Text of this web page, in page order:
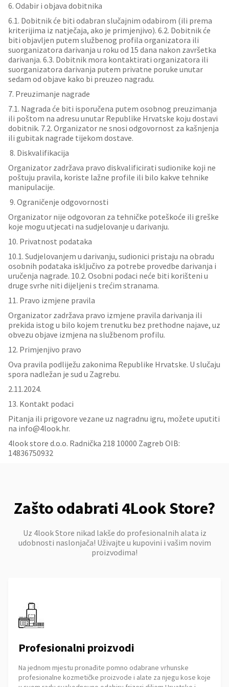
6. Odabir i objava dobitnika
6.1. Dobitnik će biti odabran slučajnim odabirom (ili prema
kriterijima iz natječaja, ako je primjenjivo). 6.2. Dobitnik će
biti objavljen putem službenog profila organizatora ili
suorganizatora darivanja u roku od 15 dana nakon završetka
darivanja. 6.3. Dobitnik mora kontaktirati organizatora ili
suorganizatora darivanja putem privatne poruke unutar
sedam od objave kako bi preuzeo nagradu.
7. Preuzimanje nagrade
7.1. Nagrada će biti isporučena putem osobnog preuzimanja
ili poštom na adresu unutar Republike Hrvatske koju dostavi
dobitnik. 7.2. Organizator ne snosi odgovornost za kašnjenja
ili gubitak nagrade tijekom dostave.
8. Diskvalifikacija
Organizator zadržava pravo diskvalificirati sudionike koji ne
poštuju pravila, koriste lažne profile ili bilo kakve tehnike
manipulacije.
9. Ograničenje odgovornosti
Organizator nije odgovoran za tehničke poteškoće ili greške
koje mogu utjecati na sudjelovanje u darivanju.
10. Privatnost podataka
10.1. Sudjelovanjem u darivanju, sudionici pristaju na obradu
osobnih podataka isključivo za potrebe provedbe darivanja i
uručenja nagrade. 10.2. Osobni podaci neće biti korišteni u
druge svrhe niti dijeljeni s trećim stranama.
11. Pravo izmjene pravila
Organizator zadržava pravo izmjene pravila darivanja ili
prekida istog u bilo kojem trenutku bez prethodne najave, uz
obvezu objave izmjena na službenom profilu.
12. Primjenjivo pravo
Ova pravila podliježu zakonima Republike Hrvatske. U slučaju
spora nadležan je sud u Zagrebu.
2.11.2024.
13. Kontakt podaci
Pitanja ili prigovore vezane uz nagradnu igru, možete uputiti
na info@4look.hr.
4look store d.o.o. Radnička 218 10000 Zagreb OIB:
14836750932
Zašto odabrati 4Look Store?
Uz 4look Store nikad lakše do profesionalnih alata iz
udobnosti naslonjača! Uživajte u kupovini i vašim novim
proizvodima!
Profesionalni proizvodi
Na jednom mjestu pronađite pomno odabrane vrhunske
profesionalne kozmetičke proizvode i alate za njegu kose koje